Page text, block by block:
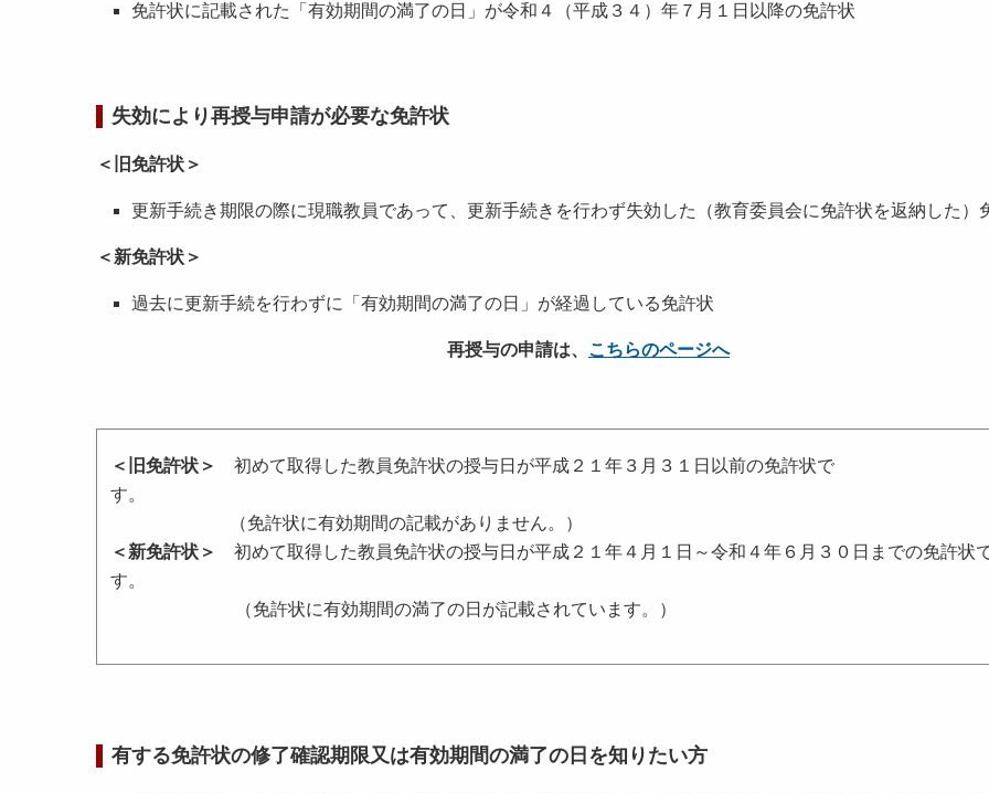
免許状に記載された「有効期間の満了の日」が令和４（平成３４）年７月１日以降の免許状
失効により再授与申請が必要な免許状
＜旧免許状＞
更新手続き期限の際に現職教員であって、更新手続きを行わず失効した（教育委員会に免許状を返納した）
＜新免許状＞
過去に更新手続を行わずに「有効期間の満了の日」が経過している免許状
再授与の申請は、 こちらのページへ
＜旧免許状＞
初めて取得した教員免許状の授与日が平成２１年３月３１日以前の免許状で
す。
（免許状に有効期間の記載がありません。）
＜新免許状＞
初めて取得した教員免許状の授与日が平成２１年４月１日～令和４年６月３０日までの免許状
す
（免許状に有効期間の満了の日が記載されています。）
有する免許状の修了確認期限又は有効期間の満了の日を知りたい方